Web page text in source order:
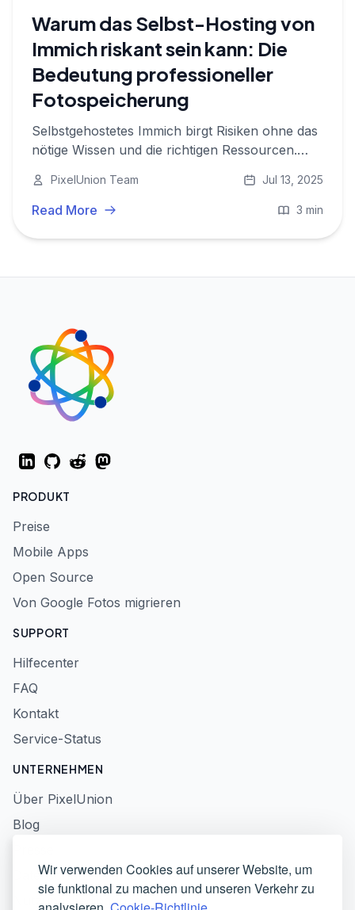
Wir verwenden Cookies auf unserer Website, um
sie funktional zu machen und unseren Verkehr zu
Warum das Selbst-Hosting von
Immich riskant sein kann: Die
Bedeutung professioneller
Fotospeicherung
Selbstgehostetes Immich birgt Risiken ohne das
nötige Wissen und die richtigen Ressourcen.
Fotospeicherung für Ihre Erinnerungen wichtig
ist.
PixelUnion Team Jul 13, 2025
Read More 3 min
LinkedInGitHubRedditMastodon
PRODUKT
Preise
Mobile Apps
Open Source
Von Google Fotos migrieren
SUPPORT
Hilfecenter
FAQ
Kontakt
Service-Status
UNTERNEHMEN
Über PixelUnion
Blog
Datenschutzerklärung
Nutzungsbedingungen